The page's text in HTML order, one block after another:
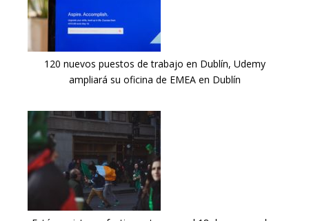
120 nuevos puestos de trabajo en Dublín, Udemy
ampliará su oficina de EMEA en Dublín